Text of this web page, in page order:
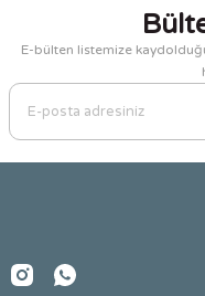
Görüş ve önerileriniz için
Ürün resmi kalitesiz,
Ürün açıklamasında
Ürün bilgilerinde
E-bülten listemize